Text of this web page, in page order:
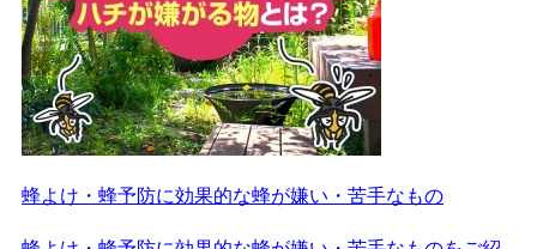
蜂よけ・蜂予防に効果的な蜂が嫌い・苦手なもの